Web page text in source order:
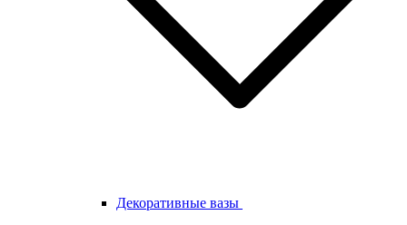
Декоративные вазы